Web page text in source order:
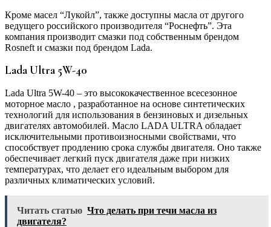
Кроме масел “Лукойл”, также доступны масла от другого
ведущего российского производителя “Роснефть”. Эта
компания производит смазки под собственным брендом
Rosneft и смазки под брендом Lada.
Lada Ultra 5W-40
Lada Ultra 5W-40 – это высококачественное всесезонное
моторное масло , разработанное на основе синтетических
технологий для использования в бензиновых и дизельных
двигателях автомобилей. Масло LADA ULTRA обладает
исключительными противоизносными свойствами, что
способствует продлению срока службы двигателя. Оно также
обеспечивает легкий пуск двигателя даже при низких
температурах, что делает его идеальным выбором для
различных климатических условий.
Читать статью Что делать при течи масла из
двигателя?